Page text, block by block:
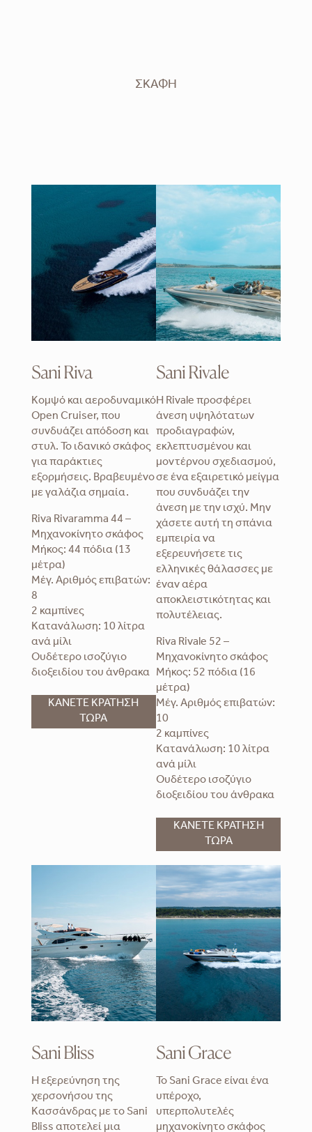
ΣΚΆΦΗ
Sani Riva
Κομψό και αεροδυναμικό
Open Cruiser, που
συνδυάζει απόδοση και
στυλ. Το ιδανικό σκάφος
για παράκτιες
εξορμήσεις. Βραβευμένο
με γαλάζια σημαία.
Riva Rivaramma 44 –
Μηχανοκίνητο σκάφος
Μήκος: 44 πόδια (13
μέτρα)
Μέγ. Αριθμός επιβατών:
8
2 καμπίνες
Κατανάλωση: 10 λίτρα
ανά μίλι
Ουδέτερο ισοζύγιο
διοξειδίου του άνθρακα
ΚΑΝΕΤΕ ΚΡΑΤΗΣΗ
ΤΩΡΑ
Sani Rivale
Η Rivale προσφέρει
άνεση υψηλότατων
προδιαγραφών,
εκλεπτυσμένου και
μοντέρνου σχεδιασμού,
σε ένα εξαιρετικό μείγμα
που συνδυάζει την
άνεση με την ισχύ. Μην
χάσετε αυτή τη σπάνια
εμπειρία να
εξερευνήσετε τις
ελληνικές θάλασσες με
έναν αέρα
αποκλειστικότητας και
πολυτέλειας.
Riva Rivale 52 –
Μηχανοκίνητο σκάφος
Μήκος: 52 πόδια (16
μέτρα)
Μέγ. Αριθμός επιβατών:
10
2 καμπίνες
Κατανάλωση: 10 λίτρα
ανά μίλι
Ουδέτερο ισοζύγιο
διοξειδίου του άνθρακα
ΚΑΝΕΤΕ ΚΡΑΤΗΣΗ
ΤΩΡΑ
Sani Bliss
Η εξερεύνηση της
χερσονήσου της
Κασσάνδρας με το Sani
Bliss αποτελεί μια
Sani Grace
Το Sani Grace είναι ένα
υπέροχο,
υπερπολυτελές
μηχανοκίνητο σκάφος